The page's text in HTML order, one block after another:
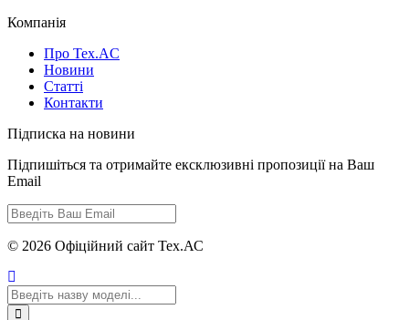
Компанія
Про Tex.AC
Новини
Статті
Контакти
Підписка на новини
Підпишіться та отримайте ексклюзивні пропозиції на Ваш
Email
© 2026 Офіційний сайт Тех.АС